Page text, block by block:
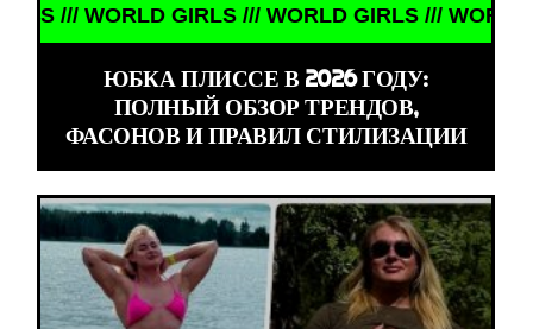
GIRLS /// WORLD GIRLS /// WORLD GIRLS ///
ЮБКА ПЛИССЕ В 2026 ГОДУ:
ПОЛНЫЙ ОБЗОР ТРЕНДОВ,
ФАСОНОВ И ПРАВИЛ СТИЛИЗАЦИИ